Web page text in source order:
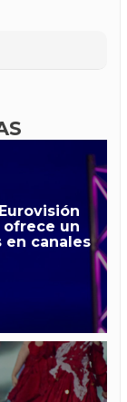
ofrece un
canales